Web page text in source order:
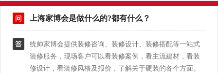
上海家博会是做什么的?都有什么？
统帅家博会提供装修咨询、装修设计、装修搭配等一站式
装修服务，现场客户可以看装修案例，看主流建材，看装
修设计，看装修风格及报价，了解关于硬装的各个方面。